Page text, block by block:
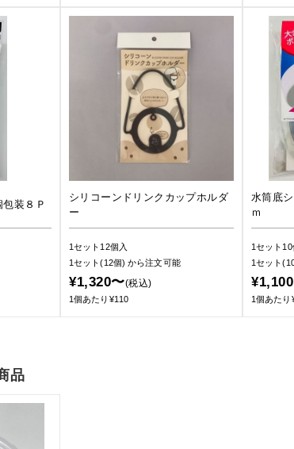
装８Ｐ
シリコーンドリンクカップホルダ
ー
1セット12個入
1セット(12個)から注文可能
¥1,320〜(税込)
1個あたり¥110
水筒底
ｍ
1セット10
1セット
1個あたり
品